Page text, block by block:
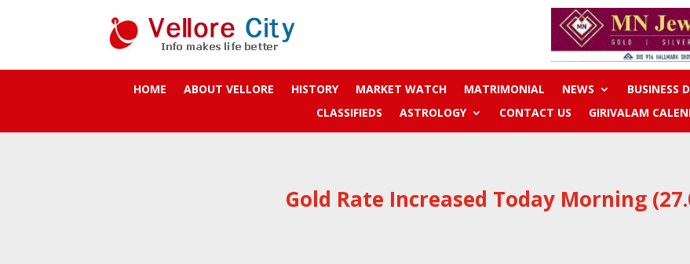
HOME ABOUT VELLORE HISTORY MARKET WATCH MATRIMONIAL NEWS BUSINESS
CLASSIFIEDS
ASTROLOGY CONTACT US GIRIVALAM
Gold Rate Increased Today Morning